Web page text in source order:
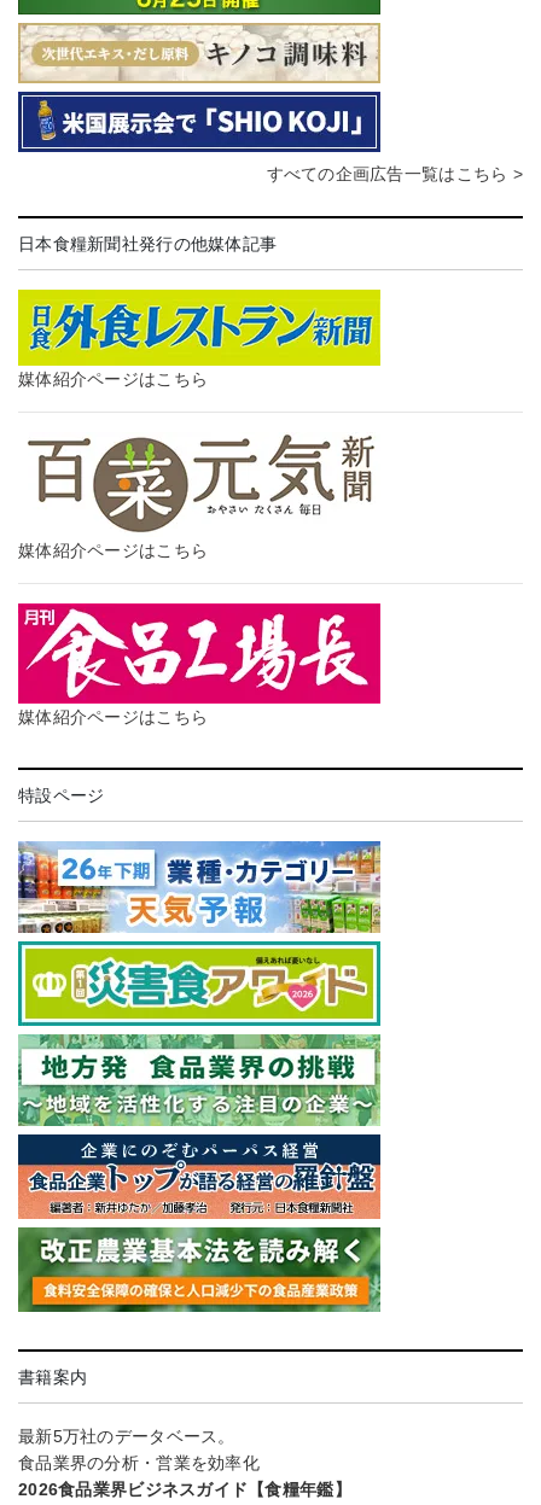
すべての企画広告一覧はこちら >
日本食糧新聞社発行の他媒体記事
媒体紹介ページはこちら
媒体紹介ページはこちら
媒体紹介ページはこちら
特設ページ
書籍案内
最新5万社のデータベース。
食品業界の分析・営業を効率化
2026食品業界ビジネスガイド【食糧年鑑】